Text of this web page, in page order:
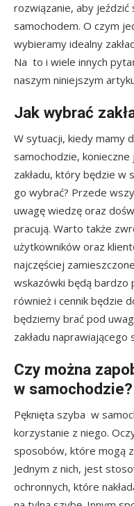
rozwiązanie, aby jeździć
samochodem. O czym
wybieramy idealny
Na to i wiele innych
naszym niniejszym
Jak wybrać
W sytuacji, kiedy mamy
samochodzie,
zakładu, który będzie w
go wybrać? Przede
uwagę wiedzę oraz
pracują. Warto także
użytkowników oraz
najczęściej
wskazówki będą bardzo
również i cennik będzie
będziemy brać pod
zakładu naprawiającego
Czy można
w samochodzie?
Pęknięta szyba w
korzystanie z niego.
sposobów, które mogą
Jednym z nich, jest
ochronnych, które